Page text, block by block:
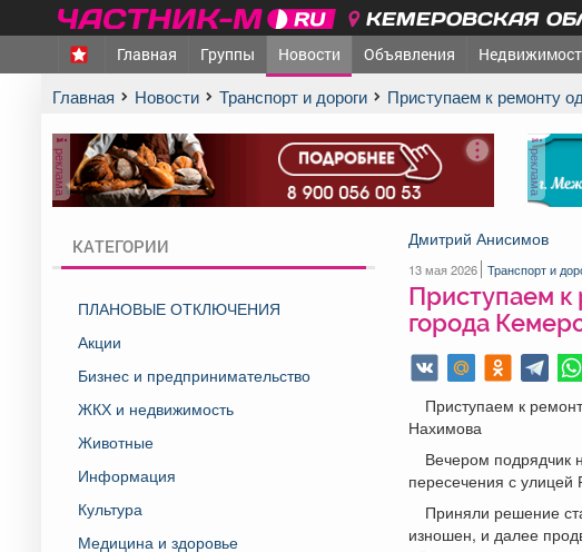
КЕМЕРОВСКАЯ
Главная Группы Новости Объявления
Главная Новости Транспорт и дороги Приступаем к ремонту
реклама реклама
КАТЕГОРИИ
ПЛАНОВЫЕ ОТКЛЮЧЕНИЯ
Акции
Бизнес и предпринимательство
ЖКХ и недвижимость
Животные
Информация
Культура
Медицина и здоровье
Дмитрий Анисимов
13 мая 2026 Транспорт и
Приступаем к
города
Приступаем к
Нахимова
Вечером подрядчик
пересечения с улицей
Приняли решение
изношен, и далее